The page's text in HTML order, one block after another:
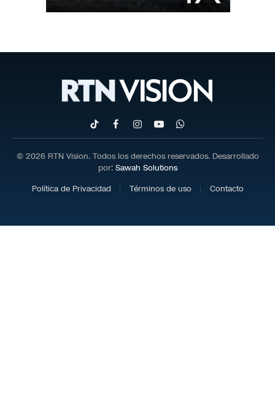
TikTokFacebookInstagram
YouTubeWhatsApp
© 2026 RTN Vision. Todos los derechos reservados. Desarrollado
por: Sawah Solutions
Política de Privacidad
Términos de uso Contacto